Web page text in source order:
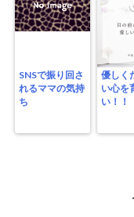
SNSで振り回さ
れるママの気持
ち
優しく
い心を
い！！